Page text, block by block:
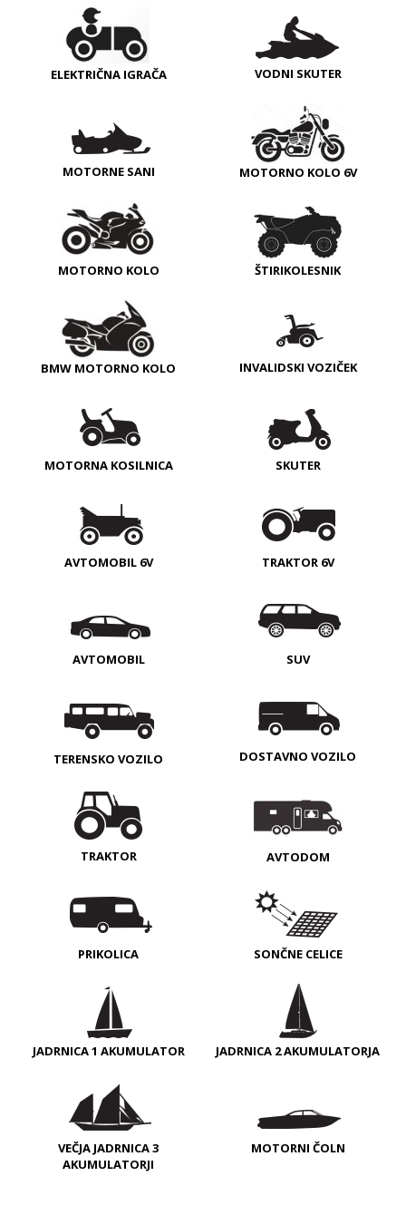
ELEKTRIČNA IGRAČA VODNI SKUTER
MOTORNE SANI MOTORNO KOLO 6V
MOTORNO KOLO ŠTIRIKOLESNIK
BMW MOTORNO KOLO INVALIDSKI VOZIČEK
MOTORNA KOSILNICA SKUTER
AVTOMOBIL 6V TRAKTOR 6V
AVTOMOBIL SUV
TERENSKO VOZILO DOSTAVNO VOZILO
TRAKTOR AVTODOM
PRIKOLICA SONČNE CELICE
JADRNICA 1 AKUMULATOR JADRNICA 2 AKUMULATORJA
VEČJA JADRNICA 3
AKUMULATORJI
MOTORNI ČOLN